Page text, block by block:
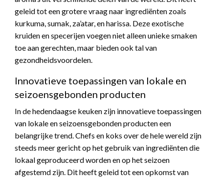
geleid tot een grotere vraag naar ingrediënten zoals
kurkuma, sumak, za’atar, en harissa. Deze exotische
kruiden en specerijen voegen niet alleen unieke smaken
toe aan gerechten, maar bieden ook tal van
gezondheidsvoordelen.
Innovatieve toepassingen van lokale en
seizoensgebonden producten
In de hedendaagse keuken zijn innovatieve toepassingen
van lokale en seizoensgebonden producten een
belangrijke trend. Chefs en koks over de hele wereld zijn
steeds meer gericht op het gebruik van ingrediënten die
lokaal geproduceerd worden en op het seizoen
afgestemd zijn. Dit heeft geleid tot een opkomst van